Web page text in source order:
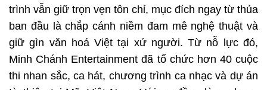
trình vẫn giữ trọn vẹn tôn chỉ, mục đích ngay từ thủa
ban đầu là chắp cánh niềm đam mê nghệ thuật và
giữ gìn văn hoá Việt tại xứ người. Từ nỗ lực đó,
Minh Chánh Entertainment đã tổ chức hơn 40 cuộc
thi nhan sắc, ca hát, chương trình ca nhạc và dự án